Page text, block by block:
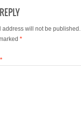
address will not be published.
*
*